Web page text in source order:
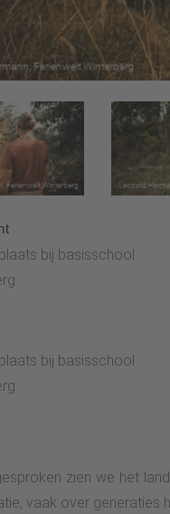
bij basisschool
bij basisschool
zien we het
vaak over generaties